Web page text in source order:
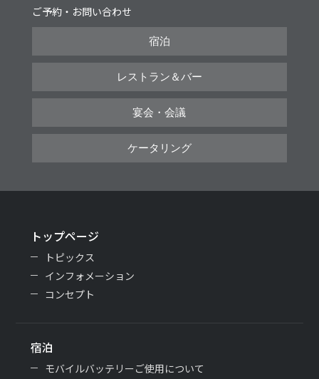
ご予約・お問い合わせ
宿泊
レストラン＆バー
宴会・会議
ケータリング
トップページ
トピックス
インフォメーション
コンセプト
宿泊
モバイルバッテリーご使用について